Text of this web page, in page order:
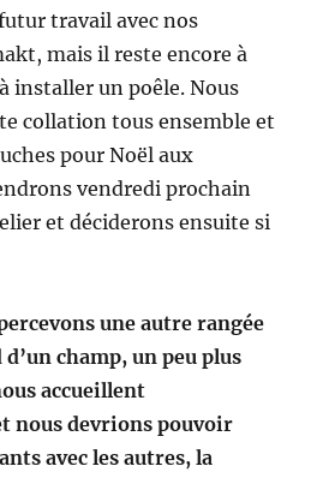
travail avec nos
mais il reste encore à
installer un poêle. Nous
collation tous ensemble et
pour Noël aux
vendredi prochain
et déciderons ensuite si
une autre rangée
d’un champ, un peu plus
accueillent
nous devrions pouvoir
avec les autres, la